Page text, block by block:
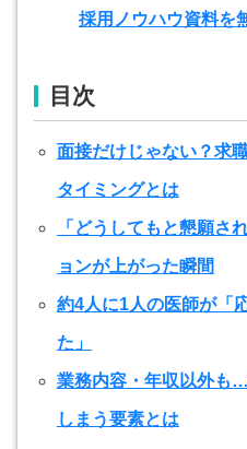
採用ノウハウ資料を
目次
面接だけじゃない？求
タイミングとは
「どうしてもと懇願さ
ョンが上がった瞬間
約4人に1人の医師が「
た」
業務内容・年収以外も
しまう要素とは